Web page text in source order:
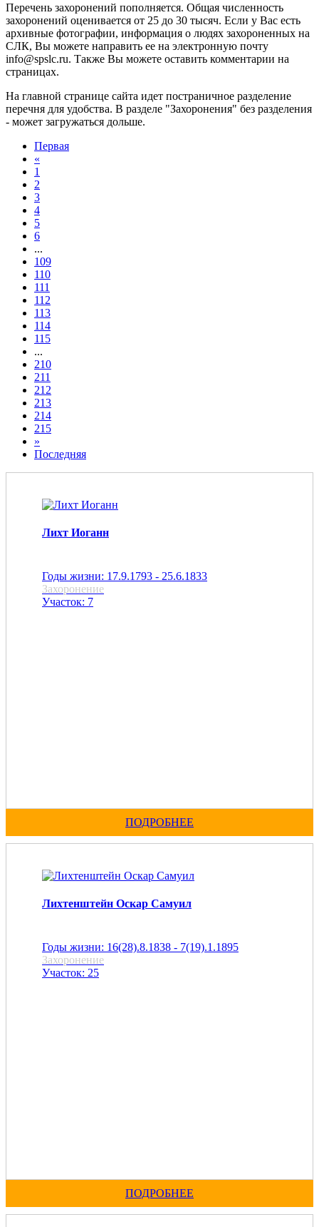
Перечень захоронений пополняется. Общая численность
захоронений оценивается от 25 до 30 тысяч. Если у Вас есть
архивные фотографии, информация о людях захороненных на
СЛК, Вы можете направить ее на электронную почту
info@spslc.ru. Также Вы можете оставить комментарии на
страницах.
На главной странице сайта идет постраничное разделение
перечня для удобства. В разделе "Захоронения" без разделения
- может загружаться дольше.
Первая
«
1
2
3
4
5
6
...
109
110
111
112
113
114
115
...
210
211
212
213
214
215
»
Последняя
Лихт Иоганн
Годы жизни: 17.9.1793 - 25.6.1833
Захоронение
Участок: 7
ПОДРОБНЕЕ
Лихтенштейн Оскар Самуил
Годы жизни: 16(28).8.1838 - 7(19).1.1895
Захоронение
Участок: 25
ПОДРОБНЕЕ